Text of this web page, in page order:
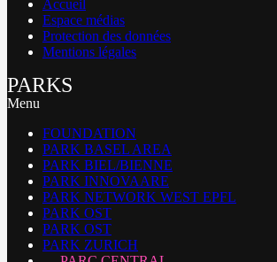
Accueil
Espace médias
Protection des données
Mentions légales
PARKS
Menu
FOUNDATION
PARK BASEL AREA
PARK BIEL/BIENNE
PARK INNOVAARE
PARK NETWORK WEST EPFL
PARK OST
PARK OST
PARK ZURICH